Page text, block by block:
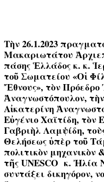
Τὴν 26.1.2023
Μακαριωτάτου
πάσης Ἑλλάδος κ. κ.
τοῦ Σωματείου «Οἱ
Ἔθνους», τὸν Πρόεδρο
Ἀναγνωστόπουλον,
Αἰκατερίνη
Εὐγένιο Χαϊτίδη, τὸν
Γαβριὴλ Λαμψίδη,
Θελήσεως ὑπὲρ τοῦ
πολιτικὸν μηχανικὸν
τῆς UNESCO κ. Ἠλία
συντάξει δικηγόρον,